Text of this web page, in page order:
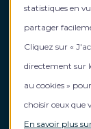
statistiques en
partager
Cliquez sur «
directement sur
au cookies »
choisir ceux que
En savoir plus